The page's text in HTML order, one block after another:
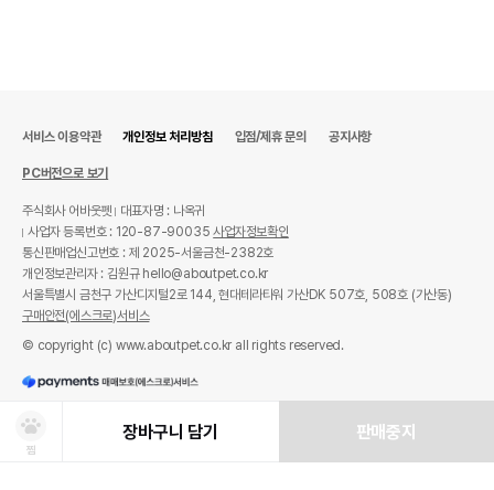
찜
장바구니 담기 판매중지
서비스 이용약관 개인정보 처리방침 입점/제휴 문의 공지사항
PC버전으로 보기
주식회사 어바웃펫
대표자명 : 나옥귀
사업자 등록번호 : 120-87-90035사업자정보확인
통신판매업신고번호 : 제 2025-서울금천-2382호
개인정보관리자 : 김원규 hello@aboutpet.co.kr
서울특별시 금천구 가산디지털2로 144, 현대테라타워 가산DK 507호, 508호 (가산동)
구매안전(에스크로)서비스
© copyright (c) www.aboutpet.co.kr all rights reserved.